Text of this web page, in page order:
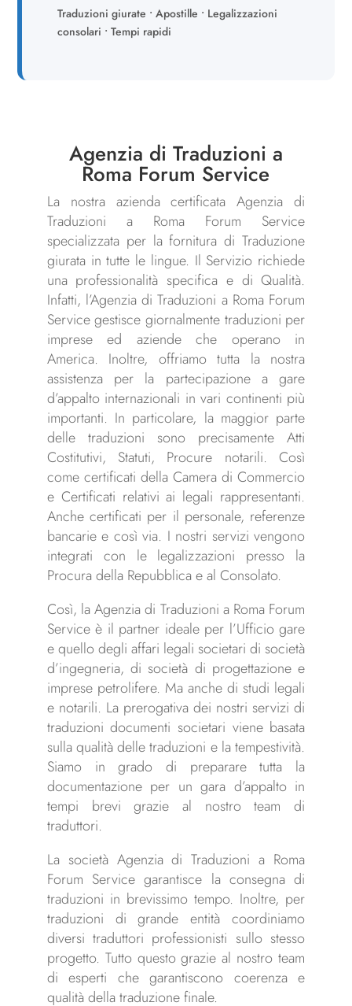
Traduzioni giurate • Apostille • Legalizzazioni
consolari • Tempi rapidi
Agenzia di Traduzioni a
Roma Forum Service
La nostra azienda certificata Agenzia di
Traduzioni a Roma Forum Service
specializzata per la fornitura di Traduzione
giurata in tutte le lingue. Il Servizio richiede
una professionalità specifica e di Qualità.
Infatti, l’Agenzia di Traduzioni a Roma Forum
Service gestisce giornalmente traduzioni per
imprese ed aziende che operano in
America. Inoltre, offriamo tutta la nostra
assistenza per la partecipazione a gare
d’appalto internazionali in vari continenti più
importanti. In particolare, la maggior parte
delle traduzioni sono precisamente Atti
Costitutivi, Statuti, Procure notarili. Così
come certificati della Camera di Commercio
e Certificati relativi ai legali rappresentanti.
Anche certificati per il personale, referenze
bancarie e così via. I nostri servizi vengono
integrati con le legalizzazioni presso la
Procura della Repubblica e al Consolato.
Così, la Agenzia di Traduzioni a Roma Forum
Service è il partner ideale per l’Ufficio gare
e quello degli affari legali societari di società
d’ingegneria, di società di progettazione e
imprese petrolifere. Ma anche di studi legali
e notarili. La prerogativa dei nostri servizi di
traduzioni documenti societari viene basata
sulla qualità delle traduzioni e la tempestività.
Siamo in grado di preparare tutta la
documentazione per un gara d’appalto in
tempi brevi grazie al nostro team di
traduttori.
La società Agenzia di Traduzioni a Roma
Forum Service garantisce la consegna di
traduzioni in brevissimo tempo. Inoltre, per
traduzioni di grande entità coordiniamo
diversi traduttori professionisti sullo stesso
progetto. Tutto questo grazie al nostro team
di esperti che garantiscono coerenza e
qualità della traduzione finale.